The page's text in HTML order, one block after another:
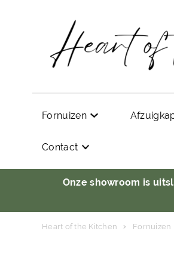
Fornuizen
Contact
Onze showroom is
Heart of the Kitchen Fornuizen